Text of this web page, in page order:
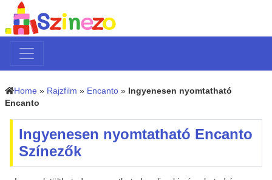
Home » Rajzfilm » Encanto » Ingyenesen nyomtatható
Encanto
Ingyenesen nyomtatható Encanto
Színezők